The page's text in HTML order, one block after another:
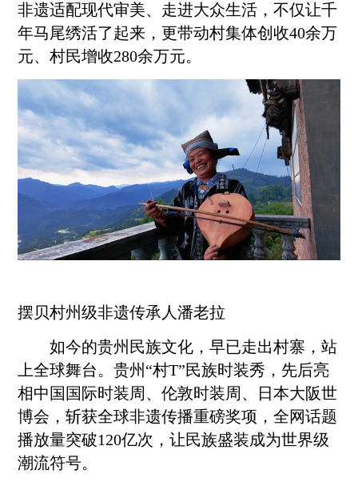
非遗适配现代审美、走进大众生活，不仅让千
年马尾绣活了起来，更带动村集体创收40余万
元、村民增收280余万元。
摆贝村州级非遗传承人潘老拉
如今的贵州民族文化，早已走出村寨，站
上全球舞台。贵州“村T”民族时装秀，先后亮
相中国国际时装周、伦敦时装周、日本大阪世
博会，斩获全球非遗传播重磅奖项，全网话题
播放量突破120亿次，让民族盛装成为世界级
潮流符号。